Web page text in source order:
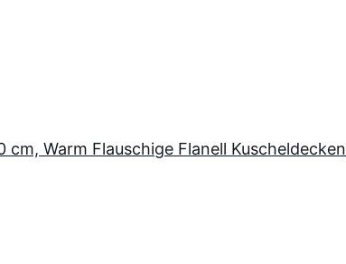
Warm Flauschige Flanell Kuscheldecken